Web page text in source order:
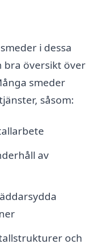
i dessa
bra översikt över
smeder
såsom:
av
och